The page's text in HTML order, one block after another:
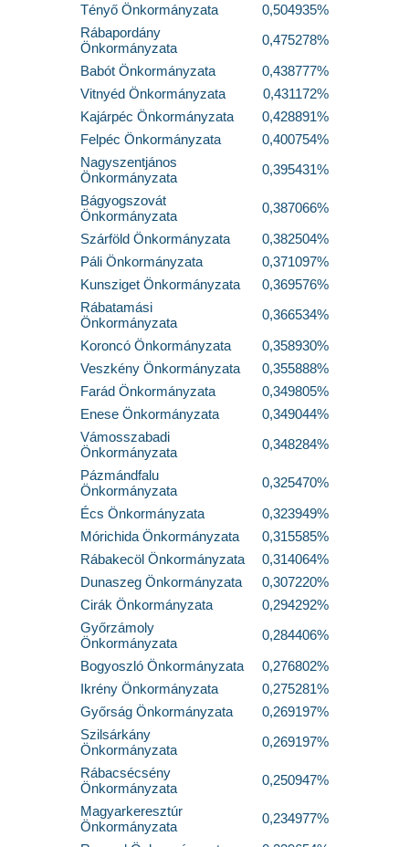
Tényő Önkormányzata
0,504935%
Rábapordány
Önkormányzata
0,475278%
Babót Önkormányzata
0,438777%
Vitnyéd Önkormányzata
0,431172%
Kajárpéc Önkormányzata
0,428891%
Felpéc Önkormányzata
0,400754%
Nagyszentjános
Önkormányzata
0,395431%
Bágyogszovát
Önkormányzata
0,387066%
Szárföld Önkormányzata
0,382504%
Páli Önkormányzata
0,371097%
Kunsziget Önkormányzata
0,369576%
Rábatamási
Önkormányzata
0,366534%
Koroncó Önkormányzata
0,358930%
Veszkény Önkormányzata
0,355888%
Farád Önkormányzata
0,349805%
Enese Önkormányzata
0,349044%
Vámosszabadi
Önkormányzata
0,348284%
Pázmándfalu
Önkormányzata
0,325470%
Écs Önkormányzata
0,323949%
Mórichida Önkormányzata
0,315585%
Rábakecöl Önkormányzata
0,314064%
Dunaszeg Önkormányzata
0,307220%
Cirák Önkormányzata
0,294292%
Győrzámoly
Önkormányzata
0,284406%
Bogyoszló Önkormányzata
0,276802%
Ikrény Önkormányzata
0,275281%
Győrság Önkormányzata
0,269197%
Szilsárkány
Önkormányzata
0,269197%
Rábacsécsény
Önkormányzata
0,250947%
Magyarkeresztúr
Önkormányzata
0,234977%